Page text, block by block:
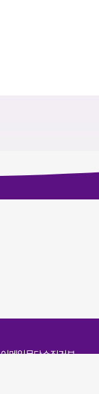
이메일무단수집거부